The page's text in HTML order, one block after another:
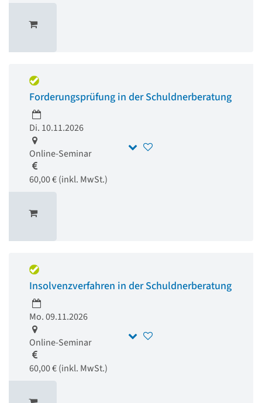
Forderungsprüfung in der Schuldnerberatung
Di. 10.11.2026
Online-Seminar
60,00 € (inkl. MwSt.)
Insolvenzverfahren in der Schuldnerberatung
Mo. 09.11.2026
Online-Seminar
60,00 € (inkl. MwSt.)